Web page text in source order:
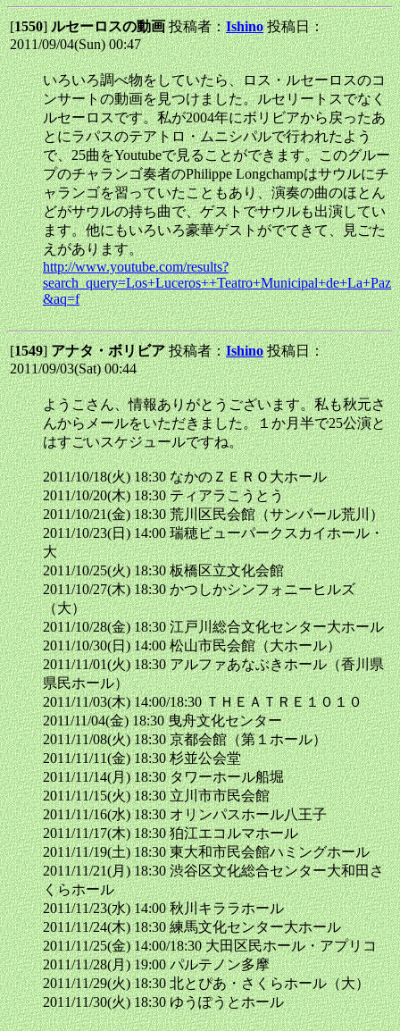
[1550]ルセーロスの動画投稿者：Ishino 投稿日：
2011/09/04(Sun) 00:47
いろいろ調べ物をしていたら、ロス・ルセーロスのコ
ンサートの動画を見つけました。ルセリートスでなく
ルセーロスです。私が2004年にボリビアから戻ったあ
とにラパスのテアトロ・ムニシパルで行われたよう
で、25曲をYoutubeで見ることができます。このグルー
プのチャランゴ奏者のPhilippe Longchampはサウルにチ
ャランゴを習っていたこともあり、演奏の曲のほとん
どがサウルの持ち曲で、ゲストでサウルも出演してい
ます。他にもいろいろ豪華ゲストがでてきて、見ごた
えがあります。
http://www.youtube.com/results?
search_query=Los+Luceros++Teatro+Municipal+de+La+Paz
&aq=f
[1549]アナタ・ボリビア投稿者：Ishino 投稿日：
2011/09/03(Sat) 00:44
ようこさん、情報ありがとうございます。私も秋元さ
んからメールをいただきました。１か月半で25公演と
はすごいスケジュールですね。
2011/10/18(火) 18:30 なかのＺＥＲＯ大ホール
2011/10/20(木) 18:30 ティアラこうとう
2011/10/21(金) 18:30 荒川区民会館（サンパール荒川）
2011/10/23(日) 14:00 瑞穂ビューパークスカイホール・
大
2011/10/25(火) 18:30 板橋区立文化会館
2011/10/27(木) 18:30 かつしかシンフォニーヒルズ
（大）
2011/10/28(金) 18:30 江戸川総合文化センター大ホール
2011/10/30(日) 14:00 松山市民会館（大ホール）
2011/11/01(火) 18:30 アルファあなぶきホール（香川県
県民ホール）
2011/11/03(木) 14:00/18:30 ＴＨＥＡＴＲＥ１０１０
2011/11/04(金) 18:30 曳舟文化センター
2011/11/08(火) 18:30 京都会館（第１ホール）
2011/11/11(金) 18:30 杉並公会堂
2011/11/14(月) 18:30 タワーホール船堀
2011/11/15(火) 18:30 立川市市民会館
2011/11/16(水) 18:30 オリンパスホール八王子
2011/11/17(木) 18:30 狛江エコルマホール
2011/11/19(土) 18:30 東大和市民会館ハミングホール
2011/11/21(月) 18:30 渋谷区文化総合センター大和田さ
くらホール
2011/11/23(水) 14:00 秋川キララホール
2011/11/24(木) 18:30 練馬文化センター大ホール
2011/11/25(金) 14:00/18:30 大田区民ホール・アプリコ
2011/11/28(月) 19:00 パルテノン多摩
2011/11/29(火) 18:30 北とぴあ・さくらホール（大）
2011/11/30(火) 18:30 ゆうぽうとホール